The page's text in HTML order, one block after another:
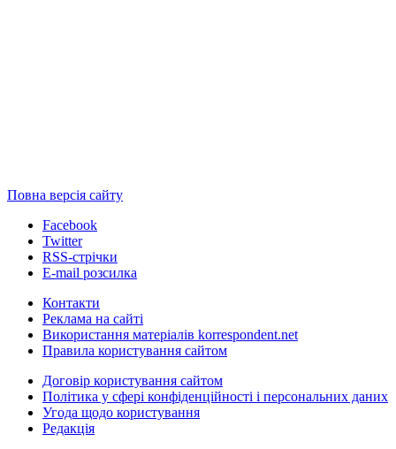
Повна версія сайту
Facebook
Twitter
RSS-стрічки
E-mail розсилка
Контакти
Реклама на сайті
Використання матеріалів korrespondent.net
Правила користування сайтом
Договір користування сайтом
Політика у сфері конфіденційності і персональних даних
Угода щодо користування
Редакція